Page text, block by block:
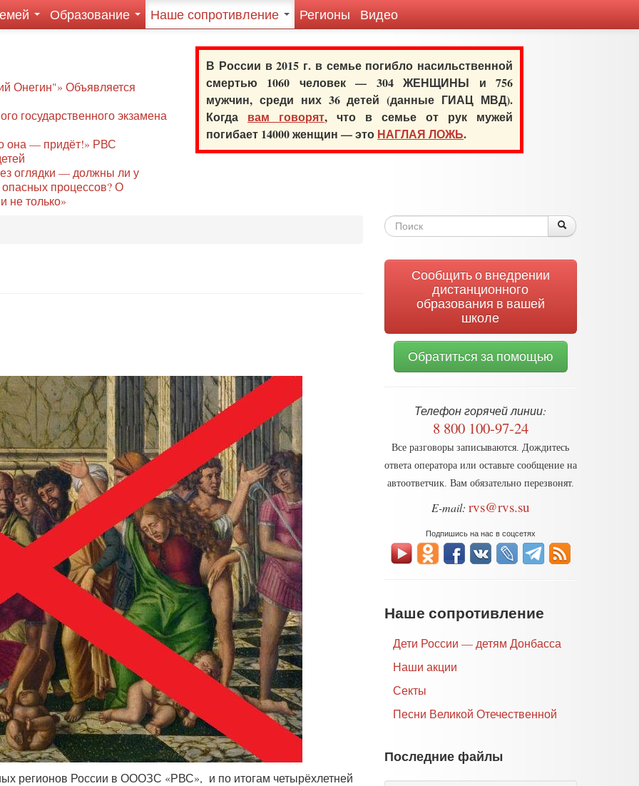
Образование Наше сопротивление Регионы Видео
Онегин"» Объявляется
государственного экзамена
она — придёт!» РВС
оглядки — должны ли у
процессов? О
не только»
В России в 2015 г. в семье погибло насильственной
смертью 1060 человек — 304 ЖЕНЩИНЫ и 756
мужчин, среди них 36 детей (данные ГИАЦ МВД).
Когда вам говорят, что в семье от рук мужей
погибает 14000 женщин — это НАГЛАЯ ЛОЖЬ.
регионов России в ОООЗС «РВС», и по итогам четырёхлетней
Форма
Поиск
Сообщить о внедрении
дистанционного
образования в вашей
школе
Обратиться за помощью
Телефон горячей линии:
8 800 100-97-24
Все разговоры записываются. Дождитесь
ответа оператора или оставьте сообщение на
автоответчик. Вам обязательно перезвонят.
E-mail: rvs@rvs.su
Подпишись на нас в соцсетях
Наше сопротивление
Дети России — детям Донбасса
Наши акции
Секты
Песни Великой Отечественной
Последние файлы